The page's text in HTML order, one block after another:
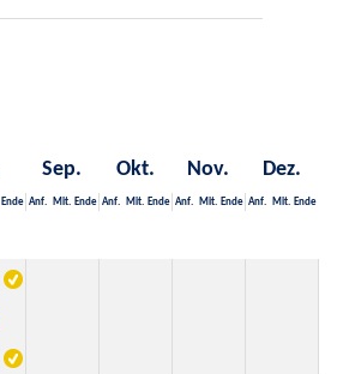
Sep. Okt. Nov. Dez.
Ende Anf. Mit. Ende Anf. Mit. Ende Anf. Mit. Ende Anf. Mit. Ende